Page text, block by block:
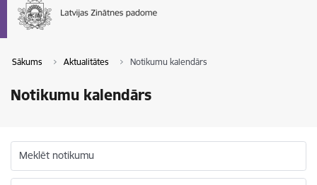
Sākums Aktualitātes Notikumu kalendārs
Notikumu kalendārs
Meklēt notikumu